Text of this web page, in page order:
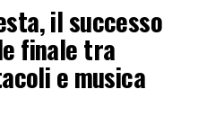
al calar del sole e
notturno tra stelle,
della Fondazione
c’è inquinamento
ancora più
il successo
finale tra
e musica